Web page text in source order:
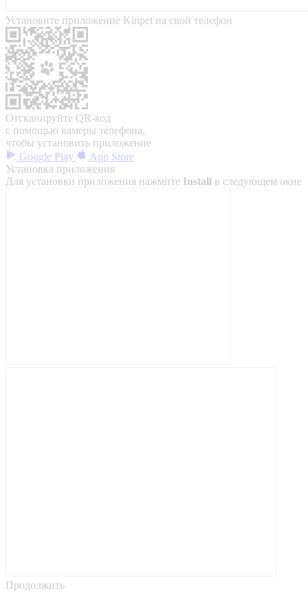
Установите приложение Kinpet на свой телефон
Отсканируйте QR-код
с помощью камеры телефона,
чтобы установить приложение
Google Play
App Store
Установка приложения
Для установки приложения нажмите Install в следующем окне
Продолжить